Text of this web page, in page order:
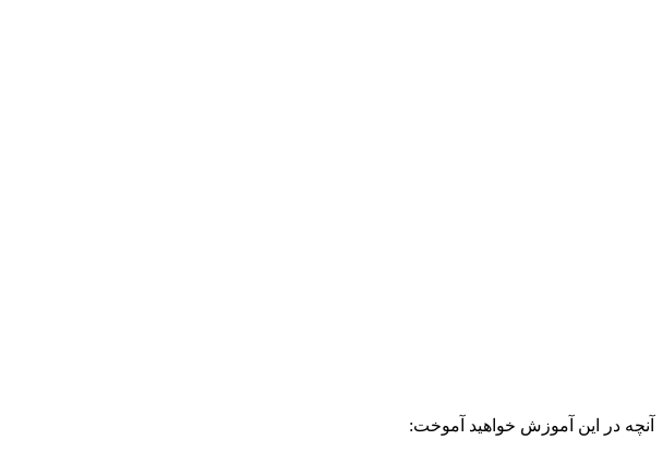
آنچه در این آموزش خواهید آموخت: